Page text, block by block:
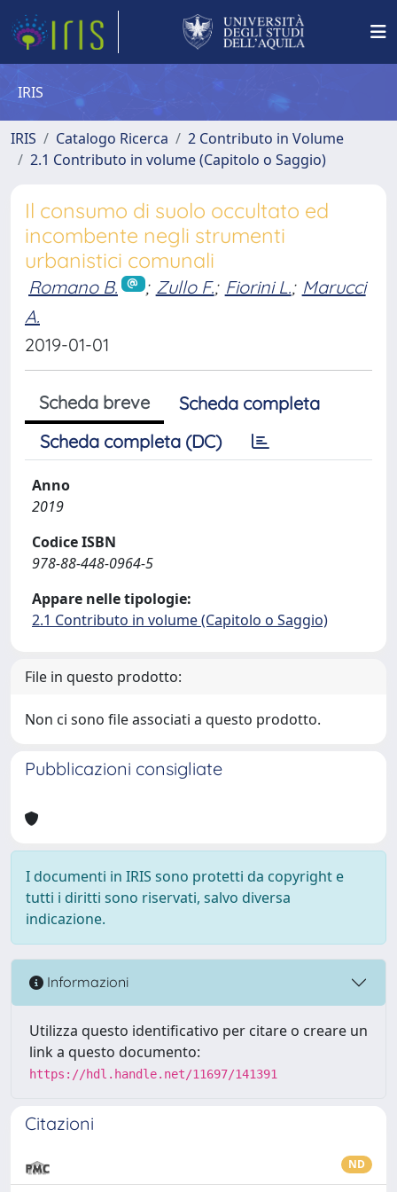
IRIS
IRIS Catalogo Ricerca
2 Contributo in Volume
2.1 Contributo in volume (Capitolo o Saggio)
Il consumo di suolo occultato ed
incombente negli strumenti
urbanistici comunali
Romano B. ; Zullo F.; Fiorini L.; Marucci
A.
2019-01-01
Scheda breve
Scheda completa
Scheda completa (DC)
Anno
2019
Codice ISBN
978-88-448-0964-5
Appare nelle tipologie:
2.1 Contributo in volume (Capitolo o Saggio)
File in questo prodotto:
Non ci sono file associati a questo prodotto.
Pubblicazioni consigliate
I documenti in IRIS sono protetti da copyright e
tutti i diritti sono riservati, salvo diversa
indicazione.
Informazioni
Utilizza questo identificativo per citare o creare un
link a questo documento:
https://hdl.handle.net/11697/141391
Citazioni
ND